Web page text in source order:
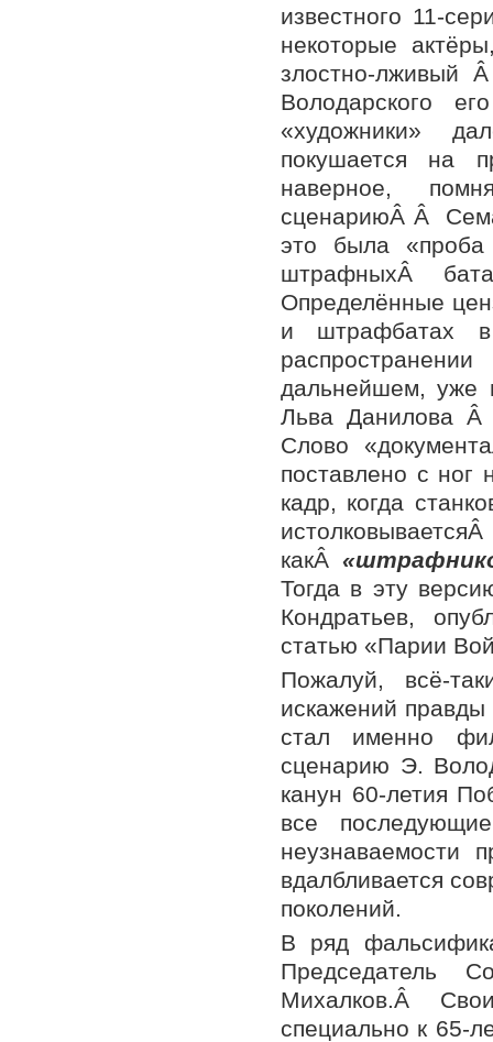
известного 11-
некоторые
злостно-лживый
Володарского
«художники»
покушается на
наверное,
сценариюÂ Â
это была
штрафныхÂ
Определённые
и штрафбатах в
дальнейшем, уже
Льва Данилова Â
Слово
поставлено с ног
кадр, когда
какÂ
Тогда в эту
Кондратьев,
статью «Парии
Пожалуй, всё-
искажений
стал именно
сценарию Э.
канун 60-летия
все
неузнаваемости
вдалбливается
поколений.
В ряд
Председатель
Михалков.Â
специально к 65-